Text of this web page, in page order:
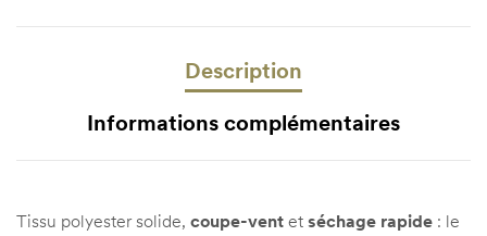
Description
Informations complémentaires
Tissu polyester solide, coupe-vent et séchage rapide : le